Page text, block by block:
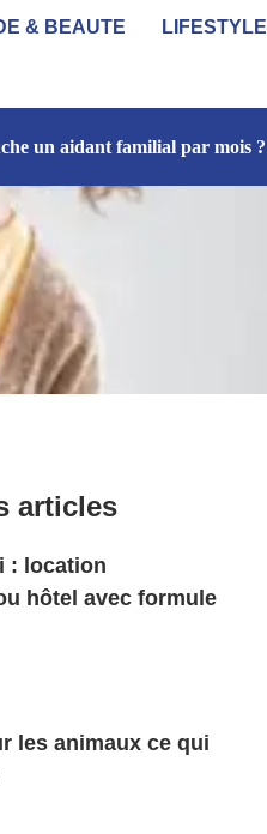
& BEAUTE LIFESTYLE
un aidant familial par mois ?
articles
: location
hôtel avec formule
les animaux ce qui